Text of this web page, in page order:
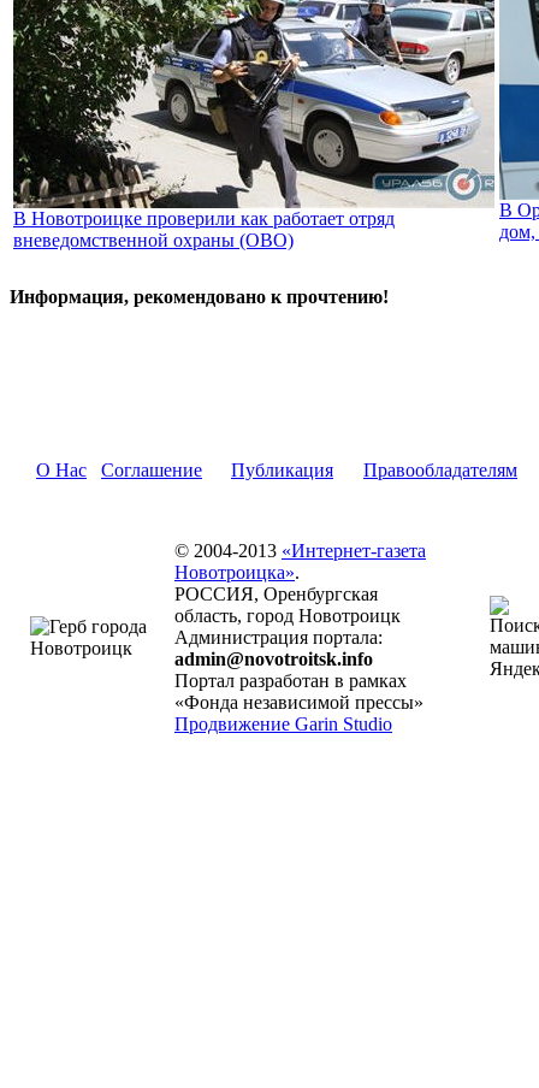
В Новотроицке проверили как работает отряд
вневедомственной охраны (ОВО)
В
дом,
Информация, рекомендовано к прочтению!
О Нас Соглашение Публикация Правообладателям
© 2004-2013 «Интернет-газета
Новотроицка».
РОССИЯ, Оренбургская
область, город Новотроицк
Администрация портала:
admin@novotroitsk.info
Портал разработан в рамках
«Фонда независимой прессы»
Продвижение Garin Studio